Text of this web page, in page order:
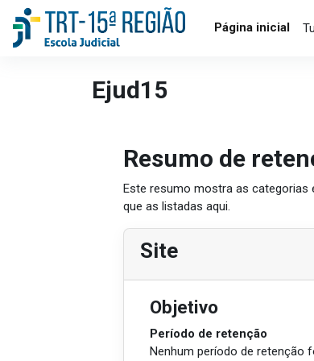
Ir para o conteúdo principal
Página inicial
Ejud15
Resumo de
Este resumo mostra as categorias
que as listadas aqui.
Site
Objetivo
Período de retenção
Nenhum período de retenção